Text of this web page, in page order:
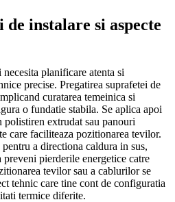
instalare si aspecte
planificare atenta si
precise. Pregatirea suprafetei de
curatarea temeinica si
o fundatie stabila. Se aplica apoi
extrudat sau panouri
care faciliteaza pozitionarea tevilor.
a directiona caldura in sus,
pierderile energetice catre
tevilor sau a cablurilor se
tehnic care tine cont de configuratia
termice diferite.